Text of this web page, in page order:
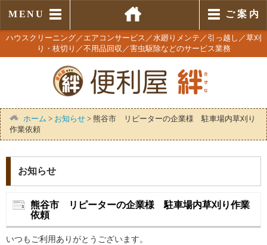
MENU ご 案 内
ハウスクリーニング／エアコンサービス／水廻りメンテ／引っ越し／草刈
り・枝切り／不用品回収／害虫駆除などのサービス業務
ホーム > お知らせ > 熊谷市 リピーターの企業様 駐車場内草刈り
作業依頼
お知らせ
熊谷市 リピーターの企業様 駐車場内草刈り作業
依頼
いつもご利用ありがとうございます。